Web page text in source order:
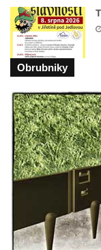
Vyhlídka
Lázní Libverda
Vyhlídka Ptačí
Slunečná brána
Schachtenstein
Kaňkov
Milešovka
Radobýl
Švarcvaldská
divadle u
Bořeňská
Geopark
Obrubniky